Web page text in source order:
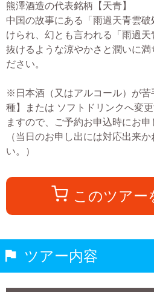
熊澤酒造の代表銘柄【天青】
中国の故事にある「雨過天青雲
けられ、幻とも言われる「雨過
抜けるような涼やかさと潤いに満
ださい。
※日本酒（又はアルコール）が苦
種】または ソフトドリンクへ変
ますので、ご予約お申込時にお申
（当日のお申し出には対応出来
い。）
このツアー
ツアー内容